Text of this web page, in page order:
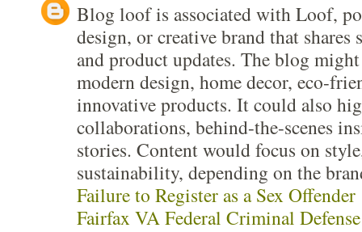
Blog loof is associated with Loof,
design, or creative brand that
and product updates. The blog
modern design, home decor, eco-
innovative products. It could also
collaborations, behind-the-scenes
stories. Content would focus on
sustainability, depending on the
Failure to Register as a Sex Offender
Fairfax VA Federal Criminal